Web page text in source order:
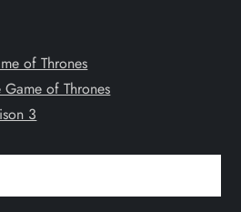
of Thrones
Game of Thrones
3